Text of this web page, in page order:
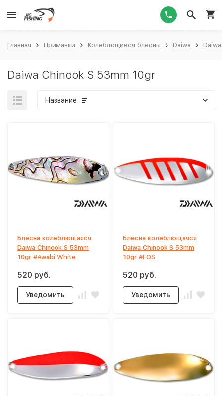
Главная Приманки Колеблющиеся блесны Daiwa
Daiwa Chinook S 53mm 10gr
Название
Блесна колеблющаяся
Daiwa Chinook S 53mm
10gr #Awabi White
520 руб.
Уведомить
Блесна колеблющаяся
Daiwa Chinook S 53mm
10gr #FOS
520 руб.
Уведомить